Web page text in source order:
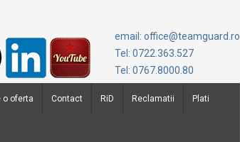
email: office@teamguard.ro
Tel: 0722.363.527
Tel: 0767.8000.80
o oferta Contact RiD Reclamatii Plati